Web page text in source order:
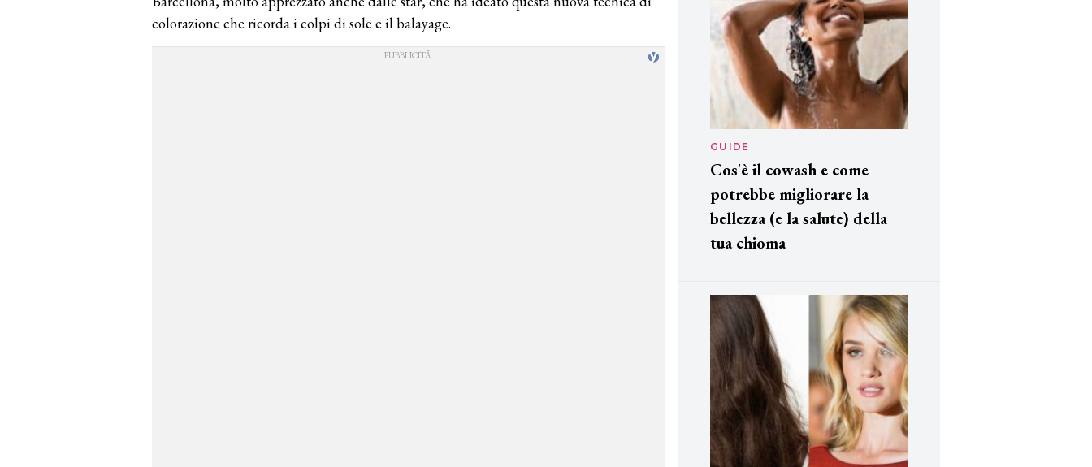
colorazione che ricorda i colpi di sole e il balayage.
GUIDE
Cos'è il cowash e come
potrebbe migliorare la
bellezza (e la salute) della
tua chioma